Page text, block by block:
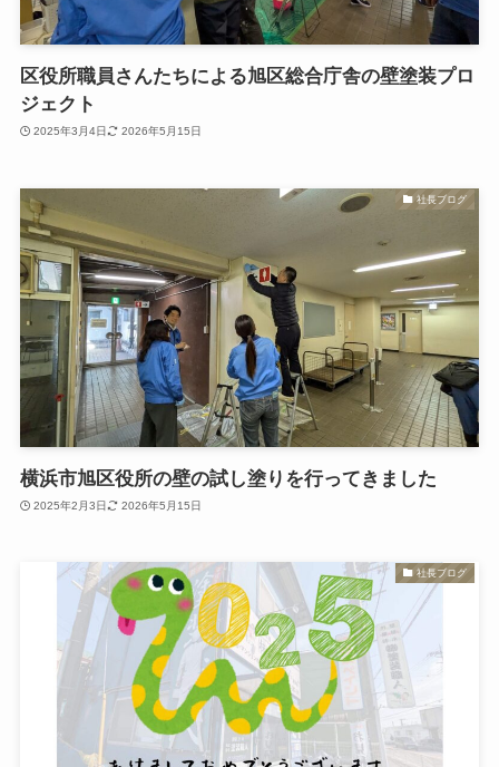
区役所職員さんたちによる旭区総合庁舎の壁塗装プロ
ジェクト
2025年3月4日 2026年5月15日
社長ブログ
横浜市旭区役所の壁の試し塗りを行ってきました
2025年2月3日 2026年5月15日
社長ブログ